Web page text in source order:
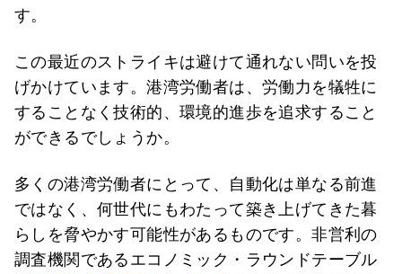
す。
この最近のストライキは避けて通れない問いを投
げかけています。港湾労働者は、労働力を犠牲に
することなく技術的、環境的進歩を追求すること
ができるでしょうか。
多くの港湾労働者にとって、自動化は単なる前進
ではなく、何世代にもわたって築き上げてきた暮
らしを脅やかす可能性があるものです。非営利の
調査機関であるエコノミック・ラウンドテーブル